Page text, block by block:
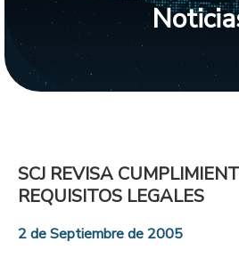
SCJ REVISA
REQUISITOS LEGALES
2 de Septiembre de 2005